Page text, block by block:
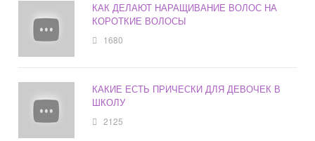
КАК ДЕЛАЮТ НАРАЩИВАНИЕ ВОЛОС НА
КОРОТКИЕ ВОЛОСЫ
1680
КАКИЕ ЕСТЬ ПРИЧЕСКИ ДЛЯ ДЕВОЧЕК В
ШКОЛУ
2125